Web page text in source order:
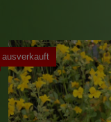
ausverkauft